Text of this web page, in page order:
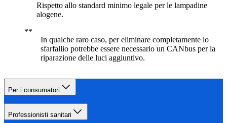
Rispetto allo standard minimo legale per le lampadine
alogene.
In qualche raro caso, per eliminare completamente lo
sfarfallio potrebbe essere necessario un CANbus per la
riparazione delle luci aggiuntivo.
Per i consumatori
Professionisti sanitari